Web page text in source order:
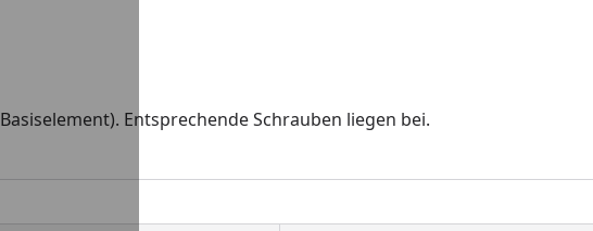
Entsprechende Schrauben liegen bei.